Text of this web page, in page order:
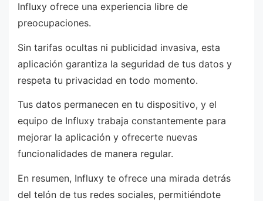
Influxy ofrece una experiencia libre de
preocupaciones.
Sin tarifas ocultas ni publicidad invasiva, esta
aplicación garantiza la seguridad de tus datos y
respeta tu privacidad en todo momento.
Tus datos permanecen en tu dispositivo, y el
equipo de Influxy trabaja constantemente para
mejorar la aplicación y ofrecerte nuevas
funcionalidades de manera regular.
En resumen, Influxy te ofrece una mirada detrás
del telón de tus redes sociales, permitiéndote